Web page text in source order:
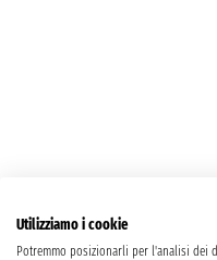
Utilizziamo i cookie
Potremmo posizionarli per l'analisi